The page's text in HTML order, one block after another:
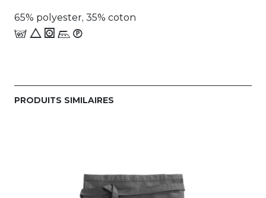
65% polyester, 35% coton
e 8 1 n_W
PRODUITS SIMILAIRES